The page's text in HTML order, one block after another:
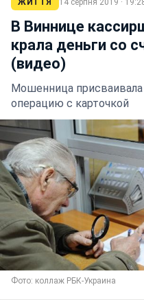
ЖИТТЯ 14 серпня 2019 ·
В Виннице
крала деньги со
(видео)
Мошенница присваивала
операцию с карточкой
Фото: коллаж РБК-Украина